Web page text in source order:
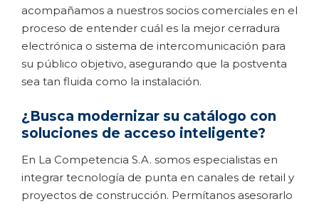
acompañamos a nuestros socios comerciales en el
proceso de entender cuál es la mejor cerradura
electrónica o sistema de intercomunicación para
su público objetivo, asegurando que la postventa
sea tan fluida como la instalación.
¿Busca modernizar su catálogo con
soluciones de acceso inteligente?
En La Competencia S.A. somos especialistas en
integrar tecnología de punta en canales de retail y
proyectos de construcción. Permítanos asesorarlo